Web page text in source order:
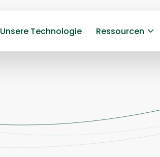
Unsere Technologie Ressourcen